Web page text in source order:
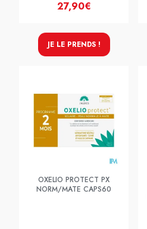
27,90€
JE LE PRENDS !
OXELIO PROTECT PX
NORM/MATE CAPS60